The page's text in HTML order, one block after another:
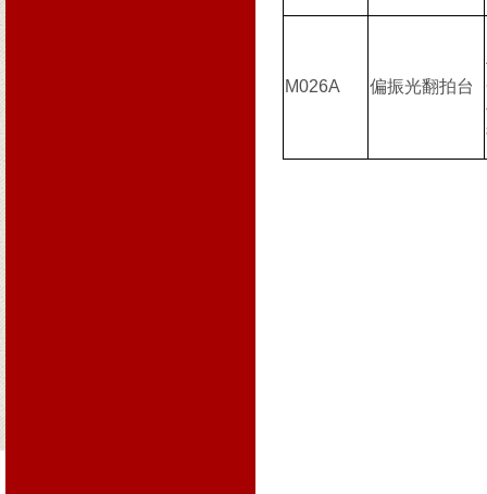
M026A 偏振光翻拍台